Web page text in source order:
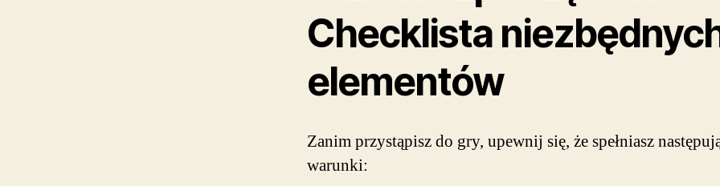
Checklista
elementów
Zanim przystąpisz do gry, upewnij się, że spełniasz
warunki: